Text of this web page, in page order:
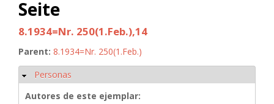
Seite
8.1934=Nr. 250(1.Feb.),14
Parent: 8.1934=Nr. 250(1.Feb.)
Ocultar
Personas
Autores de este ejemplar: